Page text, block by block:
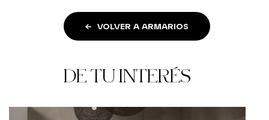
VOLVER A ARMARIOS
DE TU INTERÉS